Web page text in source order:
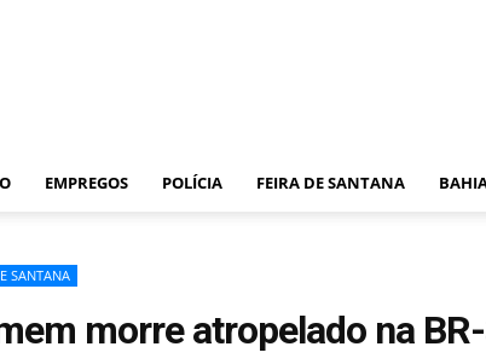
notícias
Bahia
EMPREGOS POLÍCIA FEIRA DE SANTANA
SANTANA
morre atropelado na